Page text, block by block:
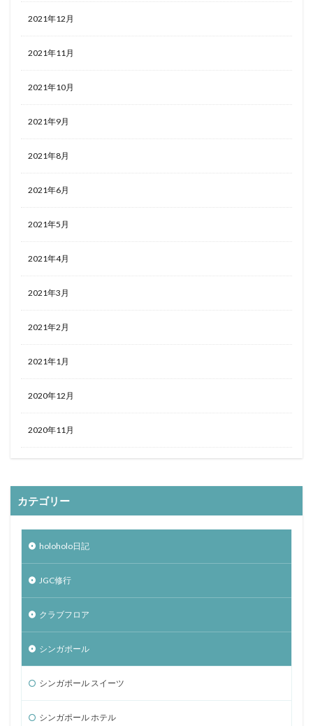
2021年12月
2021年11月
2021年10月
2021年9月
2021年8月
2021年6月
2021年5月
2021年4月
2021年3月
2021年2月
2021年1月
2020年12月
2020年11月
カテゴリー
holoholo日記
JGC修行
クラブフロア
シンガポール
シンガポール スイーツ
シンガポール ホテル